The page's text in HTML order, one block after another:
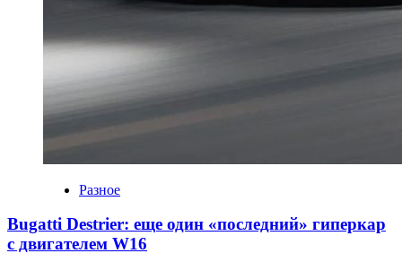
Разное
Bugatti Destrier: еще один «последний» гиперкар
с двигателем W16